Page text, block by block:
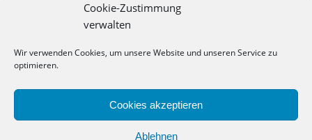
Cookie-Zustimmung
verwalten
Wir verwenden Cookies, um unsere Website und unseren Service zu
optimieren.
Cookies akzeptieren
Ablehnen
Sprendlingen: Überörtliche Hilfe bei Industriebrand in
Sprendlingen
Rüdesheim: Aufgerissener Dieseltank
Industriepark Pferdsfeld: Brand eines Holzpolter